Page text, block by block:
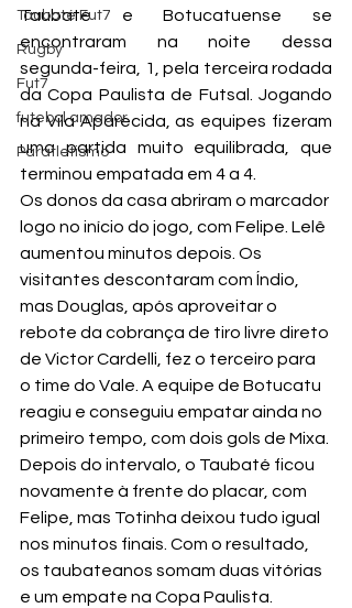
Taubaté Fut7
Rugby
Fut7
futebol amador
Paratletismo
Taubaté e Botucatuense se
encontraram na noite dessa
segunda-feira, 1, pela terceira rodada
da Copa Paulista de Futsal. Jogando
na Vila Aparecida, as equipes fizeram
uma partida muito equilibrada, que
terminou empatada em 4 a 4.
Os donos da casa abriram o marcador
logo no início do jogo, com Felipe. Lelê
aumentou minutos depois. Os
visitantes descontaram com Índio,
mas Douglas, após aproveitar o
rebote da cobrança de tiro livre direto
de Victor Cardelli, fez o terceiro para
o time do Vale. A equipe de Botucatu
reagiu e conseguiu empatar ainda no
primeiro tempo, com dois gols de Mixa.
Depois do intervalo, o Taubaté ficou
novamente à frente do placar, com
Felipe, mas Totinha deixou tudo igual
nos minutos finais. Com o resultado,
os taubateanos somam duas vitórias
e um empate na Copa Paulista.